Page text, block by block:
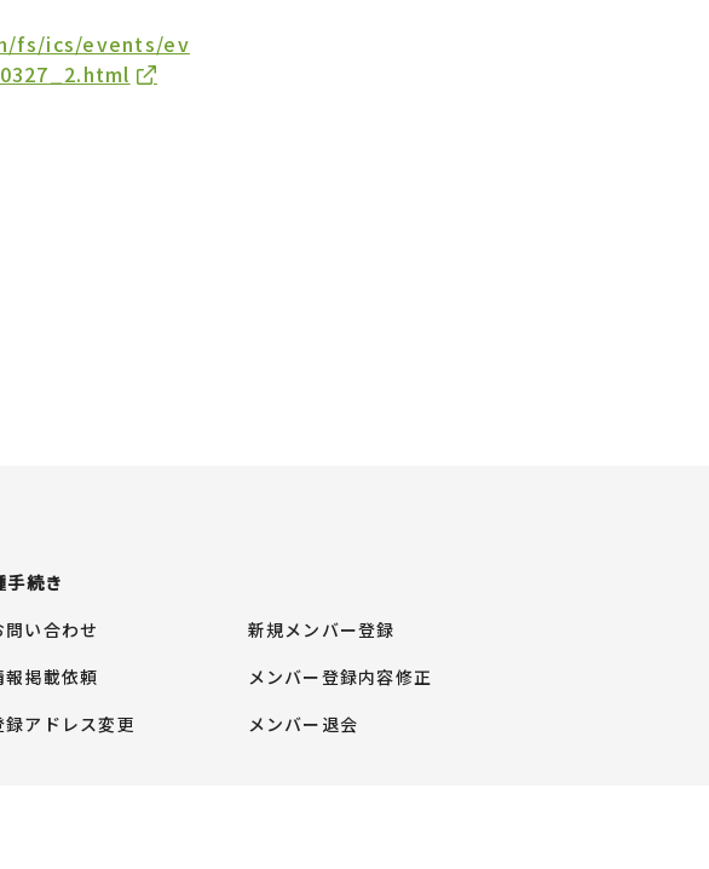
fs/ics/events/ev
手続き
問い合わせ
新規メンバー登録
報掲載依頼
メンバー登録内容修正
録アドレス変更
メンバー退会